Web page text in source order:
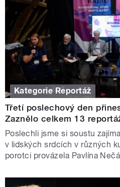
Kategorie Reportáž
Třetí poslechový den
Zaznělo celkem 13
Poslechli jsme si soustu
v lidských srdcích v různých
porotci provázela Pavlína